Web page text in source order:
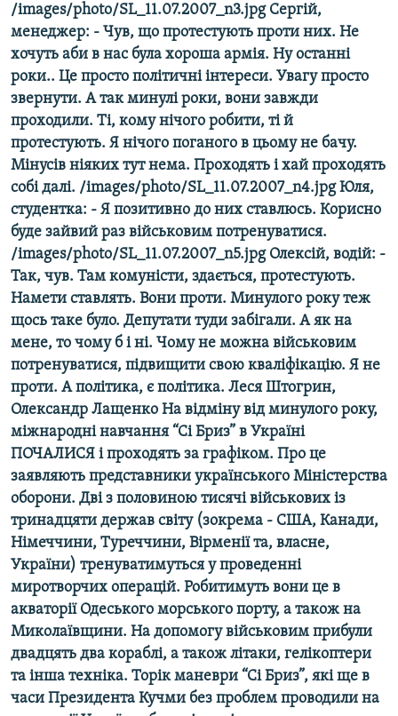
КРИМ РЕАЛІЇ
РУС
УКР
КТАТ
ДОЛУЧАЙСЯ!
Усі сайти RFE/RL
/images/photo/SL_11.07.2007_n3.jpg Сергій,
менеджер: - Чув, що протестують проти них. Не
хочуть аби в нас була хороша армія. Ну останні
роки.. Це просто політичні інтереси. Увагу просто
звернути. А так минулі роки, вони завжди
проходили. Ті, кому нічого робити, ті й
протестують. Я нічого поганого в цьому не бачу.
Мінусів ніяких тут нема. Проходять і хай проходять
собі далі. /images/photo/SL_11.07.2007_n4.jpg Юля,
студентка: - Я позитивно до них ставлюсь. Корисно
буде зайвий раз військовим потренуватися.
/images/photo/SL_11.07.2007_n5.jpg Олексій, водій: -
Так, чув. Там комуністи, здається, протестують.
Намети ставлять. Вони проти. Минулого року теж
щось таке було. Депутати туди забігали. А як на
мене, то чому б і ні. Чому не можна військовим
потренуватися, підвищити свою кваліфікацію. Я не
проти. А політика, є політика. Леся Штогрин,
Олександр Лащенко На відміну від минулого року,
міжнародні навчання “Сі Бриз” в Україні
ПОЧАЛИСЯ і проходять за графіком. Про це
заявляють представники українського Міністерства
оборони. Дві з половиною тисячі військових із
тринадцяти держав світу (зокрема - США, Канади,
Німеччини, Туреччини, Вірменії та, власне,
України) тренуватимуться у проведенні
миротворчих операцій. Робитимуть вони це в
акваторії Одеського морського порту, а також на
Миколаївщини. На допомогу військовим прибули
двадцять два кораблі, а також літаки, гелікоптери
та інша техніка. Торік маневри “Сі Бриз”, які ще в
часи Президента Кучми без проблем проводили на